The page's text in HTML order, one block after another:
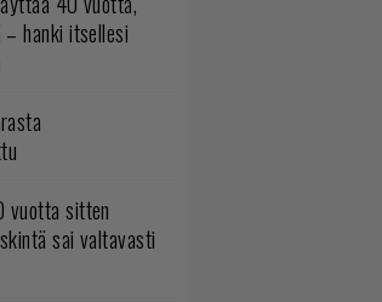
– hanki itsellesi
vuotta sitten
sai valtavasti